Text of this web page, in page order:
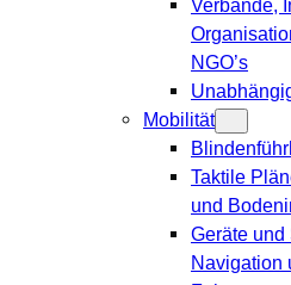
Verbände,
NGO’s
Mobilität
Taktile
und
Geräte und
Navigation